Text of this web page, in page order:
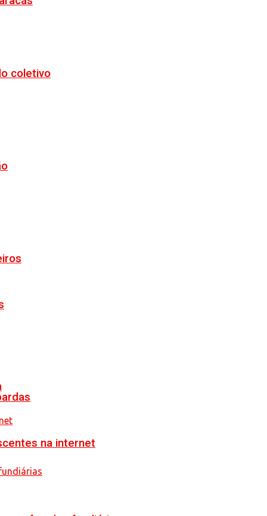
coletivo
na internet